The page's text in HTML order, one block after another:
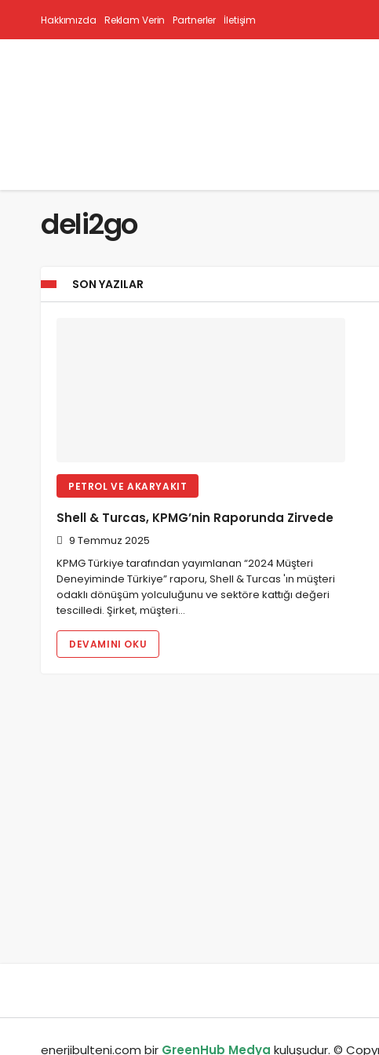
Hakkımızda Reklam Verin Partnerler İletişim
deli2go
SON YAZILAR
PETROL VE AKARYAKIT
Shell & Turcas, KPMG’nin Raporunda Zirvede
9 Temmuz 2025
KPMG Türkiye tarafından yayımlanan “2024 Müşteri
Deneyiminde Türkiye” raporu, Shell & Turcas 'ın müşteri
odaklı dönüşüm yolculuğunu ve sektöre kattığı değeri
tescilledi. Şirket, müşteri…
DEVAMINI OKU
enerjibulteni.com bir GreenHub Medya kuluşudur. ©